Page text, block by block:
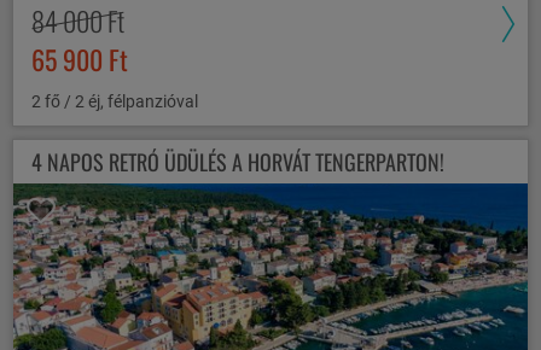
84 000 Ft
65 900 Ft
2 fő / 2 éj, félpanzióval
4 NAPOS RETRÓ ÜDÜLÉS A HORVÁT TENGERPARTON!